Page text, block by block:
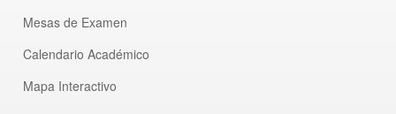
Mesas de Examen
Calendario Académico
Mapa Interactivo